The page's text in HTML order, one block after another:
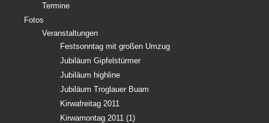
Termine
Fotos
Veranstaltungen
Festsonntag mit großen Umzug
Jubiläum Gipfelstürmer
Jubiläum highline
Jubiläum Troglauer Buam
Kirwafreitag 2011
Kirwamontag 2011 (1)